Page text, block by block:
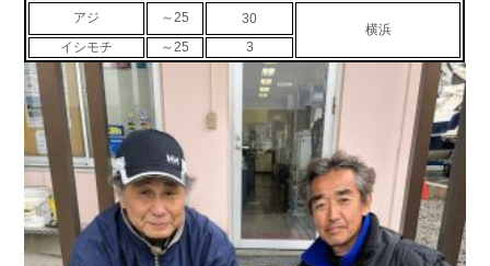
お問い合わせ
Contact us
会社概要
採用情報
Recruit
アジ ～25 30
横浜
イシモチ
～25 3